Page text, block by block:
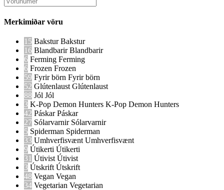
Merkimiðar vöru
15 BaksturBakstur
16 BlandbarirBlandbarir
6 Ferming Ferming
6 Frozen Frozen
59 Fyrir börn Fyrir börn
52 Glútenlaust Glútenlaust
88 Jól Jól
3 K-Pop Demon Hunters K-Pop Demon Hunters
42 PáskarPáskar
27 Sólarvarnir Sólarvarnir
5 Spiderman Spiderman
33 Umhverfisvænt Umhverfisvænt
9 Útikerti Útikerti
31 Útivist Útivist
3 Útskrift Útskrift
48 Vegan Vegan
34 Vegetarian Vegetarian